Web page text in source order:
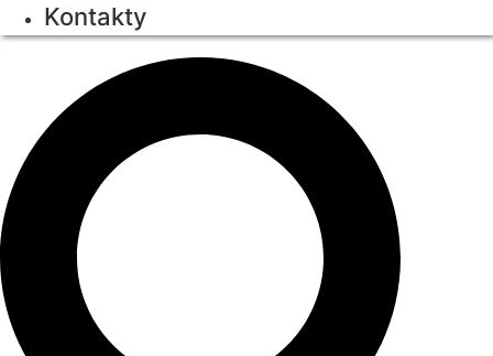
Kontakty